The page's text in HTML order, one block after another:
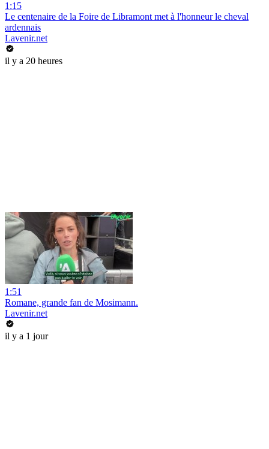
1:15
Le centenaire de la Foire de Libramont met à l'honneur le cheval
ardennais
Lavenir.net
il y a 20 heures
1:51
Romane, grande fan de Mosimann.
Lavenir.net
il y a 1 jour